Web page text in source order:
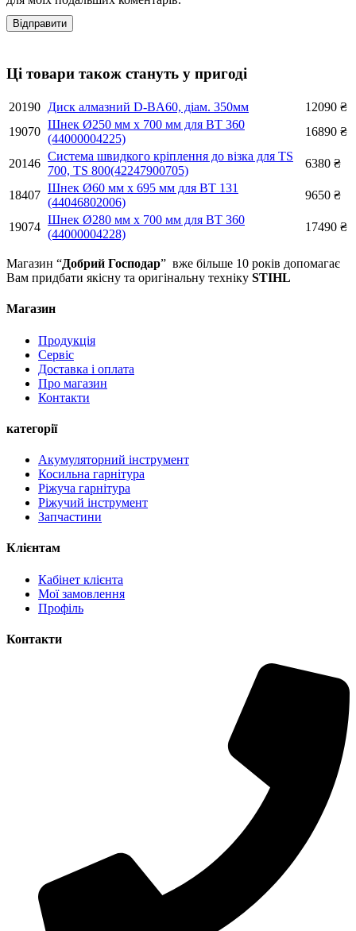
Ці товари також стануть у пригоді
20190 Диск алмазний D-BA60, діам. 350мм 12090 ₴
19070
Шнек Ø250 мм х 700 мм для ВТ 360
(44000004225)
16890 ₴
20146
Система швидкого кріплення до візка для TS
700, TS 800(42247900705)
6380 ₴
18407
Шнек Ø60 мм х 695 мм для ВТ 131
(44046802006)
9650 ₴
19074
Шнек Ø280 мм х 700 мм для ВТ 360
(44000004228)
17490 ₴
Магазин “Добрий Господар” вже більше 10 років допомагає
Вам придбати якісну та оригінальну техніку STIHL
Магазин
Продукція
Сервіс
Доставка і оплата
Про магазин
Контакти
категорії
Акумуляторний інструмент
Косильна гарнітура
Ріжуча гарнітура
Ріжучий інструмент
Запчастини
Клієнтам
Кабінет клієнта
Мої замовлення
Профіль
Контакти